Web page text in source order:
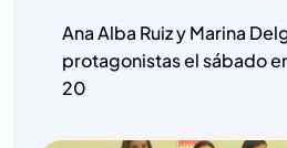
Ana Alba Ruiz y Marina
protagonistas el sábado
20